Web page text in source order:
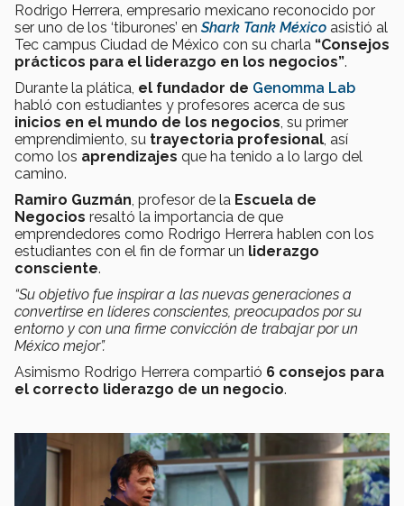
Rodrigo Herrera, empresario mexicano reconocido por
ser uno de los ‘tiburones’ en Shark Tank México asistió al
Tec campus Ciudad de México con su charla “Consejos
prácticos para el liderazgo en los negocios”.
Durante la plática, el fundador de Genomma Lab
habló con estudiantes y profesores acerca de sus
inicios en el mundo de los negocios , su primer
emprendimiento, su trayectoria profesional , así
como los aprendizajes que ha tenido a lo largo del
camino.
Ramiro Guzmán , profesor de la Escuela de
Negocios resaltó la importancia de que
emprendedores como Rodrigo Herrera hablen con los
estudiantes con el fin de formar un liderazgo
consciente.
“Su objetivo fue inspirar a las nuevas generaciones a
convertirse en líderes conscientes, preocupados por su
entorno y con una firme convicción de trabajar por un
México mejor”.
Asimismo Rodrigo Herrera compartió 6 consejos para
el correcto liderazgo de un negocio.